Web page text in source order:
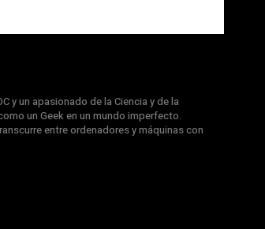
y un apasionado de la Ciencia y de la
un Geek en un mundo imperfecto.
entre ordenadores y máquinas con